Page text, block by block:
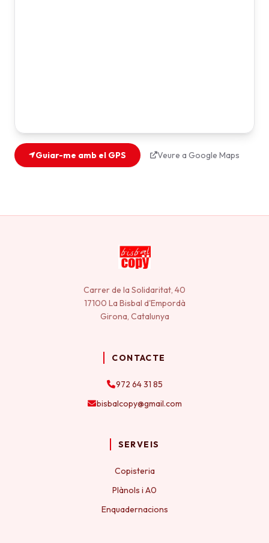
Guiar-me amb el GPS Veure a Google Maps
Carrer de la Solidaritat, 40
17100 La Bisbal d'Empordà
Girona, Catalunya
CONTACTE
972 64 31 85
bisbalcopy@gmail.com
SERVEIS
Copisteria
Plànols i A0
Enquadernacions